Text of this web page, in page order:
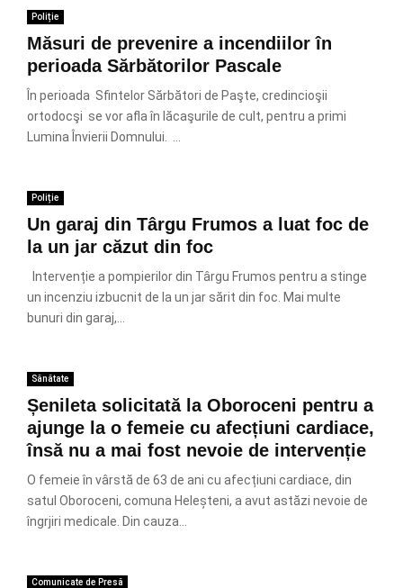
Poliție
Măsuri de prevenire a incendiilor în
perioada Sărbătorilor Pascale
În perioada Sfintelor Sărbători de Paşte, credincioşii
ortodocşi se vor afla în lăcaşurile de cult, pentru a primi
Lumina Învierii Domnului. ...
Poliție
Un garaj din Târgu Frumos a luat foc de
la un jar căzut din foc
Intervenție a pompierilor din Târgu Frumos pentru a stinge
un incenziu izbucnit de la un jar sărit din foc. Mai multe
bunuri din garaj,...
Sănătate
Șenileta solicitată la Oboroceni pentru a
ajunge la o femeie cu afecțiuni cardiace,
însă nu a mai fost nevoie de intervenție
O femeie în vârstă de 63 de ani cu afecțiuni cardiace, din
satul Oboroceni, comuna Heleșteni, a avut astăzi nevoie de
îngrjiri medicale. Din cauza...
Comunicate de Presă